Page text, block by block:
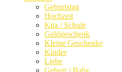
Geburtstag
Hochzeit
Kita / Schule
Geldgeschenk
Kleine Geschenke
Kinder
Liebe
Geburt / Baby